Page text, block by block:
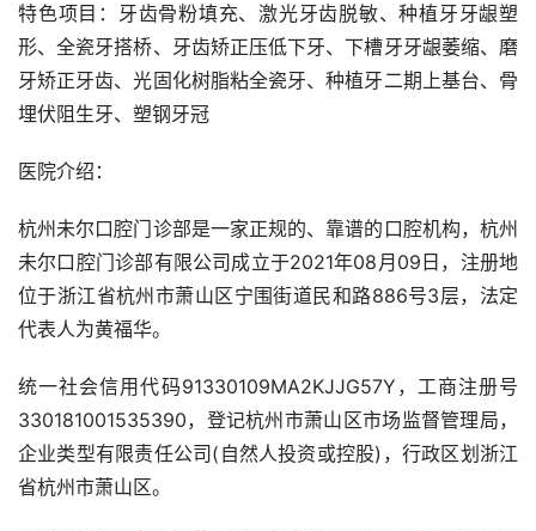
特色项目：牙齿骨粉填充、激光牙齿脱敏、种植牙牙龈塑
形、全瓷牙搭桥、牙齿矫正压低下牙、下槽牙牙龈萎缩、磨
牙矫正牙齿、光固化树脂粘全瓷牙、种植牙二期上基台、骨
埋伏阻生牙、塑钢牙冠
医院介绍：
杭州未尔口腔门诊部是一家正规的、靠谱的口腔机构，杭州
未尔口腔门诊部有限公司成立于2021年08月09日，注册地
位于浙江省杭州市萧山区宁围街道民和路886号3层，法定
代表人为黄福华。
统一社会信用代码91330109MA2KJJG57Y，工商注册号
330181001535390，登记杭州市萧山区市场监督管理局，
企业类型有限责任公司(自然人投资或控股)，行政区划浙江
省杭州市萧山区。